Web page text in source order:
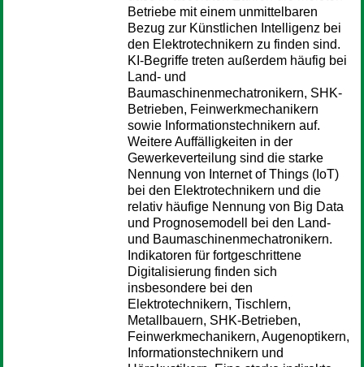
Betriebe mit einem unmittelbaren
Bezug zur Künstlichen Intelligenz bei
den Elektrotechnikern zu finden sind.
KI-Begriffe treten außerdem häufig bei
Land- und
Baumaschinenmechatronikern, SHK-
Betrieben, Feinwerkmechanikern
sowie Informationstechnikern auf.
Weitere Auffälligkeiten in der
Gewerkeverteilung sind die starke
Nennung von Internet of Things (IoT)
bei den Elektrotechnikern und die
relativ häufige Nennung von Big Data
und Prognosemodell bei den Land-
und Baumaschinenmechatronikern.
Indikatoren für fortgeschrittene
Digitalisierung finden sich
insbesondere bei den
Elektrotechnikern, Tischlern,
Metallbauern, SHK-Betrieben,
Feinwerkmechanikern, Augenoptikern,
Informationstechnikern und